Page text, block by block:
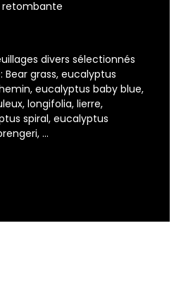
retombante
divers sélectionnés
grass, eucalyptus
eucalyptus baby blue,
longifolia, lierre,
spiral, eucalyptus
...